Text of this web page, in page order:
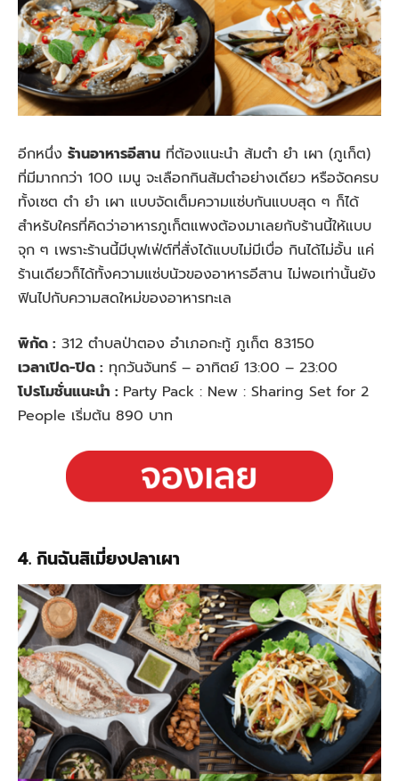
อีกหนึ่ง ร้านอาหารอีสาน ที่ต้องแนะนำ ส้มตำ ยำ เผา (ภูเก็ต)
ที่มีมากกว่า 100 เมนู จะเลือกกินส้มตำอย่างเดียว หรือจัดครบ
ทั้งเซต ตำ ยำ เผา แบบจัดเต็มความแซ่บกันแบบสุด ๆ ก็ได้
สำหรับใครที่คิดว่าอาหารภูเก็ตแพงต้องมาเลยกับร้านนี้ให้แบบ
จุก ๆ เพราะร้านนี้มีบุฟเฟ่ต์ที่สั่งได้แบบไม่มีเบื่อ กินได้ไม่อั้น แค่
ร้านเดียวก็ได้ทั้งความแซ่บนัวของอาหารอีสาน ไม่พอเท่านั้นยัง
ฟินไปกับความสดใหม่ของอาหารทะเล
พิกัด : 312 ตำบลป่าตอง อำเภอกะทู้ ภูเก็ต 83150
เวลาเปิด-ปิด : ทุกวันจันทร์ – อาทิตย์ 13:00 – 23:00
โปรโมชั่นแนะนำ : Party Pack : New : Sharing Set for 2
People เริ่มต้น 890 บาท
4. กินฉันสิเมี่ยงปลาเผา